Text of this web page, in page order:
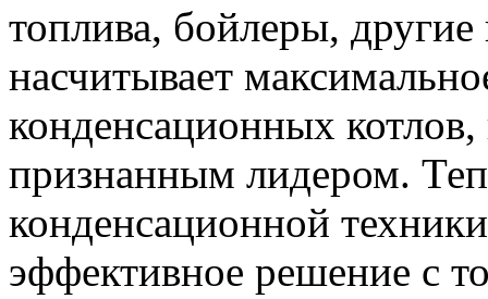
топлива, бойлеры,
насчитывает
конденсационных котлов,
признанным лидером.
конденсационной
эффективное решение с